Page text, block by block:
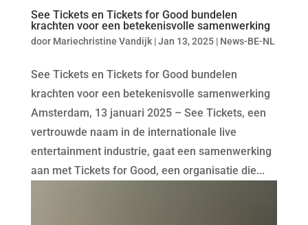
See Tickets en Tickets for Good bundelen
krachten voor een betekenisvolle samenwerking
door Mariechristine Vandijk|Jan 13, 2025| News-BE-NL
See Tickets en Tickets for Good bundelen
krachten voor een betekenisvolle samenwerking
Amsterdam, 13 januari 2025 – See Tickets, een
vertrouwde naam in de internationale live
entertainment industrie, gaat een samenwerking
aan met Tickets for Good, een organisatie die...